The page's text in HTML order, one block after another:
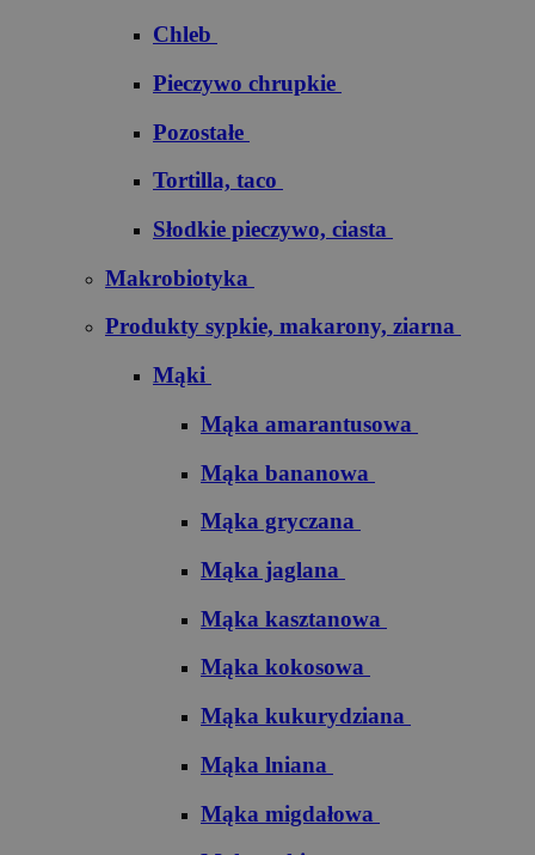
Chleb
Pieczywo chrupkie
Pozostałe
Tortilla, taco
Słodkie pieczywo, ciasta
Makrobiotyka
Produkty sypkie, makarony, ziarna
Mąki
Mąka amarantusowa
Mąka bananowa
Mąka gryczana
Mąka jaglana
Mąka kasztanowa
Mąka kokosowa
Mąka kukurydziana
Mąka lniana
Mąka migdałowa